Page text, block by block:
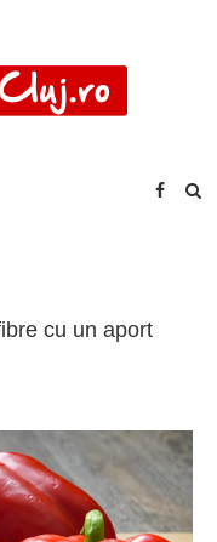
cu un aport